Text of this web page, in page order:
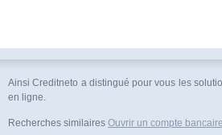
Ainsi Creditneto a distingué pour vous les
en ligne.
Recherches similaires Ouvrir un compte